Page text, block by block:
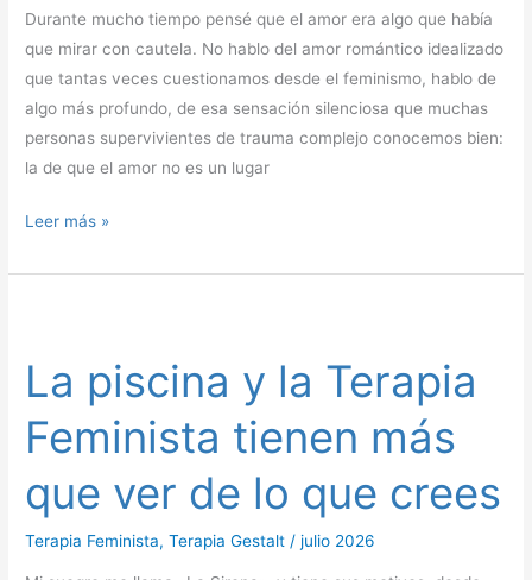
Durante mucho tiempo pensé que el amor era algo que había
que mirar con cautela. No hablo del amor romántico idealizado
que tantas veces cuestionamos desde el feminismo, hablo de
algo más profundo, de esa sensación silenciosa que muchas
personas supervivientes de trauma complejo conocemos bien:
la de que el amor no es un lugar
lo
que
piensas)
Leer más »
La piscina y la Terapia
Feminista tienen más
que ver de lo que crees
Terapia Feminista,Terapia Gestalt /julio 2026
y
la
Terapia
tienen
más
que